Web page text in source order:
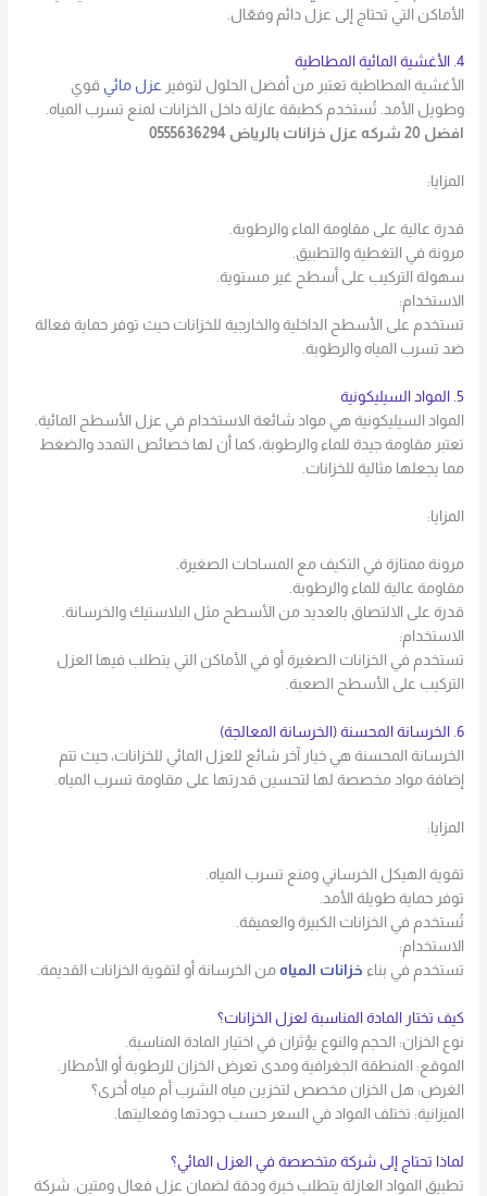
الأماكن التي تحتاج إلى عزل دائم وفعّال.
4. الأغشية المائية المطاطية
الأغشية المطاطية تعتبر من أفضل الحلول لتوفير عزل مائي قوي
وطويل الأمد. تُستخدم كطبقة عازلة داخل الخزانات لمنع تسرب المياه.
افضل 20 شركه عزل خزانات بالرياض 0555636294
المزايا:
قدرة عالية على مقاومة الماء والرطوبة.
مرونة في التغطية والتطبيق.
سهولة التركيب على أسطح غير مستوية.
الاستخدام:
تستخدم على الأسطح الداخلية والخارجية للخزانات حيث توفر حماية فعالة
ضد تسرب المياه والرطوبة.
5. المواد السيليكونية
المواد السيليكونية هي مواد شائعة الاستخدام في عزل الأسطح المائية.
تعتبر مقاومة جيدة للماء والرطوبة، كما أن لها خصائص التمدد والضغط
مما يجعلها مثالية للخزانات.
المزايا:
مرونة ممتازة في التكيف مع المساحات الصغيرة.
مقاومة عالية للماء والرطوبة.
قدرة على الالتصاق بالعديد من الأسطح مثل البلاستيك والخرسانة.
الاستخدام:
تستخدم في الخزانات الصغيرة أو في الأماكن التي يتطلب فيها العزل
التركيب على الأسطح الصعبة.
6. الخرسانة المحسنة (الخرسانة المعالجة)
الخرسانة المحسنة هي خيار آخر شائع للعزل المائي للخزانات، حيث تتم
إضافة مواد مخصصة لها لتحسين قدرتها على مقاومة تسرب المياه.
المزايا:
تقوية الهيكل الخرساني ومنع تسرب المياه.
توفر حماية طويلة الأمد.
تُستخدم في الخزانات الكبيرة والعميقة.
الاستخدام:
تستخدم في بناء خزانات المياه من الخرسانة أو لتقوية الخزانات القديمة.
كيف تختار المادة المناسبة لعزل الخزانات؟
نوع الخزان: الحجم والنوع يؤثران في اختيار المادة المناسبة.
الموقع: المنطقة الجغرافية ومدى تعرض الخزان للرطوبة أو الأمطار.
الغرض: هل الخزان مخصص لتخزين مياه الشرب أم مياه أخرى؟
الميزانية: تختلف المواد في السعر حسب جودتها وفعاليتها.
لماذا تحتاج إلى شركة متخصصة في العزل المائي؟
تطبيق المواد العازلة يتطلب خبرة ودقة لضمان عزل فعال ومتين. شركة